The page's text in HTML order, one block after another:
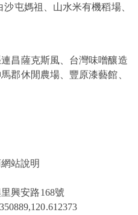
屯媽祖、山水米有機稻場、
昌薩克斯風、台灣味噌釀造
郡休閒農場、豐原漆藝館、
站說明
興安路168號